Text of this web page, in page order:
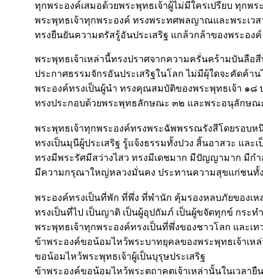
ทุกพระองค์เสมอด้วยพระพุทธเจ้าผู้ไม่มีใครเปรียบ ทุกพ
พระพุทธเจ้าทุกพระองค์ ทรงพระทศพลญาณและพระเว
ทรงยืนยันความตรัสรู้อันประเสริฐ แกล้วกล้าของพระอง
พระพุทธเจ้าเหล่านี้ทรงปราศจากความครั่นคร้ามบันลื
ประกาศธรรมจักรอันประเสริฐในโลก ไม่มีผุ้ใดจะคัดค้าน
พระองค์ทรงเป็นผู้นำ ทรงคุณสมบัติของพระพุทธเจ้า ๑๘
ทรงประกอบด้วยพระพุทธลักษณะ ๓๒ และพระอนุลักษณ
พระพุทธเจ้าทุกพระองค์ทรงพระฉัพพรรณรังสีโดยรอบห
ทรงเป็นมุนีผู้ประเสริฐ รู้แจ้งธรรมทั้งปวง สิ้นอาสวะ และ
ทรงมีพระรัศมีสว่างไสว ทรงมีเดชมาก มีปัญญามาก มีกำ
มีความกรุณาใหญ่หลวงมั่นคง ประทานความสุขแก่ชนทั้
พระองค์ทรงเป็นที่พัก ที่พึ่ง ที่พำนัก คุ้มรองหลบภัยของเห
ทรงเป็นที่ไป เป็นญาติ เป็นผู้อุปถัมภ์ เป็นผู้ขจัดทุกข์ กระท
พระพุทธเจ้าทุกพระองค์ทรงเป็นที่พึ่งของชาวโลก และเท
ข้าพระองค์ขอน้อมไหว้พระบาทยุคลของพระพุทธเจ้าเหล่
ขอน้อมไหว้พระพุทธเจ้าผู้เป็นบุรุษประเสริฐ
ข้าพระองค์ขอน้อมไหว้พระตถาคตเจ้าเหล่านั้นในเวลายื